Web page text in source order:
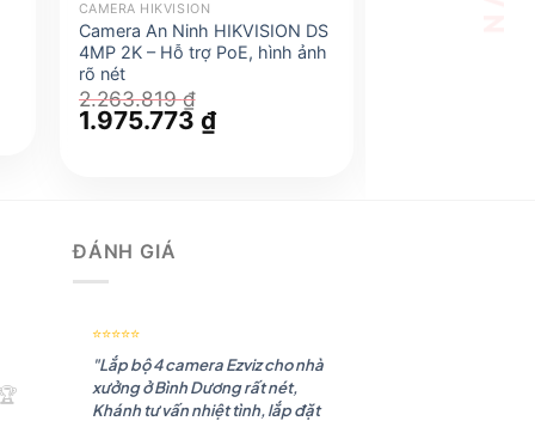
CAMERA HIKVISION
Camera An Ninh HIKVISION DS
4MP 2K – Hỗ trợ PoE, hình ảnh
rõ nét
2.263.819₫
Giá
gốc
1.975.773 ₫Giá
hiện
ĐÁNH GIÁ
⭐⭐⭐⭐⭐
"Lắp bộ 4 camera Ezviz cho nhà
xưởng ở Bình Dương rất nét,
Khánh tư vấn nhiệt tình, lắp đặt